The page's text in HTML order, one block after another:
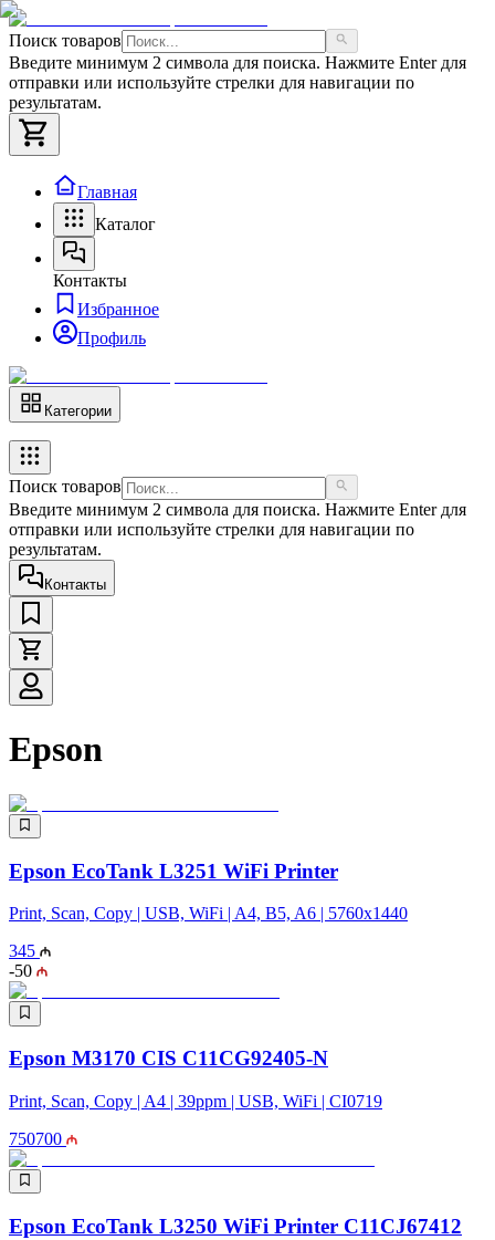
Поиск товаров
Введите минимум 2 символа для поиска. Нажмите Enter для
отправки или используйте стрелки для навигации по
результатам.
Главная
Каталог
Контакты
Избранное
Профиль
Категории
Поиск товаров
Введите минимум 2 символа для поиска. Нажмите Enter для
отправки или используйте стрелки для навигации по
результатам.
Контакты
Epson
Epson EcoTank L3251 WiFi Printer
Print, Scan, Copy | USB, WiFi | A4, B5, A6 | 5760x1440
345
-50
Epson M3170 CIS C11CG92405-N
Print, Scan, Copy | A4 | 39ppm | USB, WiFi | CI0719
750700
Epson EcoTank L3250 WiFi Printer C11CJ67412